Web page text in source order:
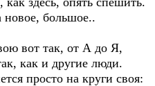
новое, большое..
вот так, от А до Я,
как и другие люди.
просто на круги своя: